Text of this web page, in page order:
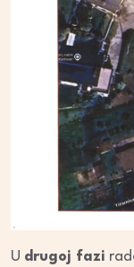
U drugoj fazi